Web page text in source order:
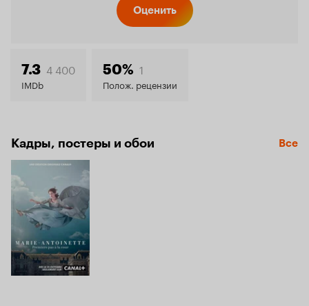
7.3
Оценить
7.3 4 400
IMDb
50% 1
Полож. рецензии
Кадры, постеры и обои Все